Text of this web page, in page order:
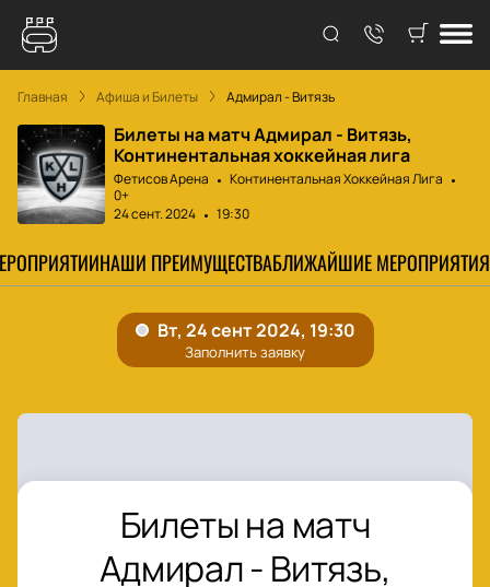
Главная Афиша и Билеты Адмирал - Витязь
Билеты на матч Адмирал - Витязь,
Континентальная хоккейная лига
Фетисов Арена
Континентальная Хоккейная Лига
0+
24 сент. 2024
19:30
НАШИ ПРЕИМУЩЕСТВАБЛИЖАЙШИЕ МЕРОПРИЯТИЯ
Билеты на матч
Адмирал - Витязь,